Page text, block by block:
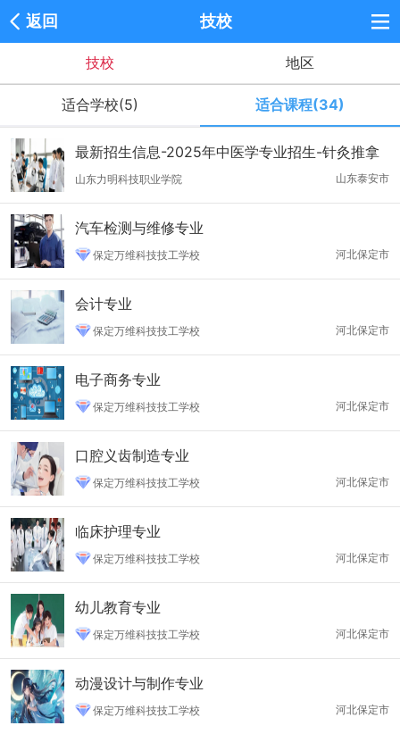
返回 技校
技校 地区
适合学校(5) 适合课程(34)
最新招生信息-2025年中医学专业招生-针灸推拿
学招生
山东泰安市
山东力明科技职业学院
汽车检测与维修专业
河北保定市
保定万维科技技工学校
会计专业
河北保定市
保定万维科技技工学校
电子商务专业
河北保定市
保定万维科技技工学校
口腔义齿制造专业
河北保定市
保定万维科技技工学校
临床护理专业
河北保定市
保定万维科技技工学校
幼儿教育专业
河北保定市
保定万维科技技工学校
动漫设计与制作专业
河北保定市
保定万维科技技工学校